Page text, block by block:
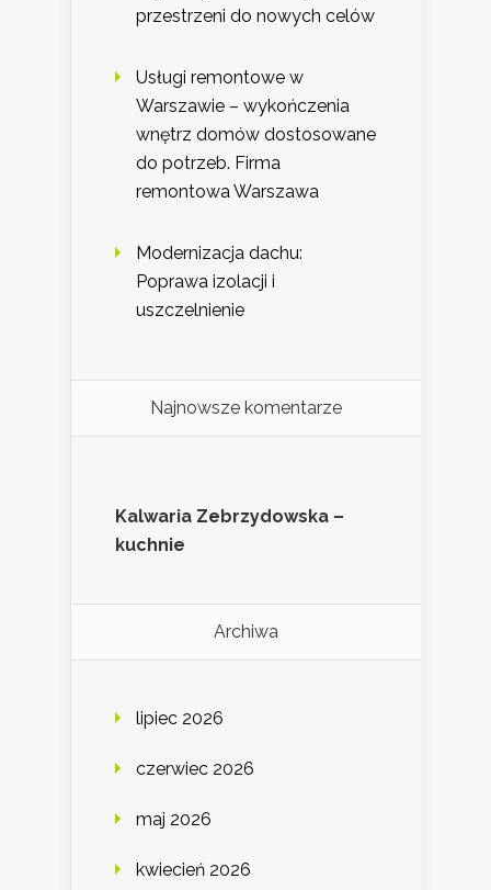
przestrzeni do nowych celów
Usługi remontowe w
Warszawie – wykończenia
wnętrz domów dostosowane
do potrzeb. Firma
remontowa Warszawa
Modernizacja dachu:
Poprawa izolacji i
uszczelnienie
Najnowsze komentarze
Kalwaria Zebrzydowska –
kuchnie
Archiwa
lipiec 2026
czerwiec 2026
maj 2026
kwiecień 2026